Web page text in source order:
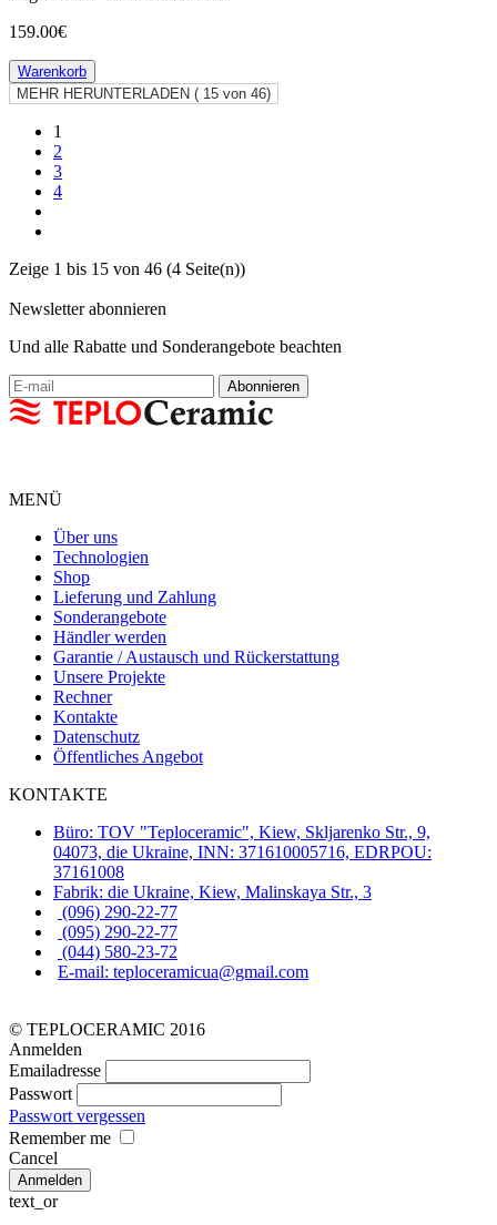
159.00€
Warenkorb
MEHR HERUNTERLADEN ( 15 von 46)
1
2
3
4
Zeige 1 bis 15 von 46 (4 Seite(n))
Newsletter abonnieren
Und alle Rabatte und Sonderangebote beachten
MENÜ
Über uns
Technologien
Shop
Lieferung und Zahlung
Sonderangebote
Händler werden
Garantie / Austausch und Rückerstattung
Unsere Projekte
Rechner
Kontakte
Datenschutz
Öffentliches Angebot
KONTAKTE
Büro: TOV "Teploceramic", Kiew, Skljarenko Str., 9,
04073, die Ukraine, INN: 371610005716, EDRPOU:
37161008
Fabrik: die Ukraine, Kiew, Malinskaya Str., 3
(096) 290-22-77
(095) 290-22-77
(044) 580-23-72
E-mail: teploceramicua@gmail.com
© TEPLOCERAMIC 2016
Anmelden
Emailadresse
Passwort
Passwort vergessen
Remember me
Cancel
text_or